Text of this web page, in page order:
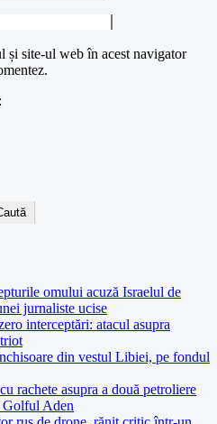
și site-ul web în acest navigator
omului acuză Israelul de
jurnaliste ucise
interceptări: atacul asupra
din vestul Libiei, pe fondul
rachete asupra a două petroliere
Golful Aden